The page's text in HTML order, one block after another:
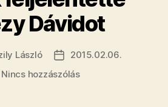
Tarlós
Istvánt”
Dávidot
László
Bejegyzés
dátuma
2015.02.06.
Nincs hozzászólása(z)